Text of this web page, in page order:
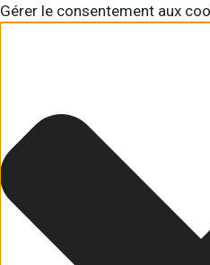
Gérer le consentement aux